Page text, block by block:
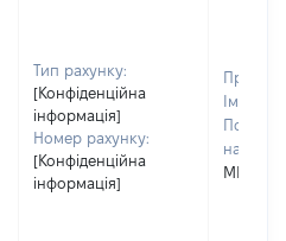
Тип рахунку:
[Конфіденційна
інформація]
Номер рахунку:
[Конфіденційна
інформація]
Ім'я:
По